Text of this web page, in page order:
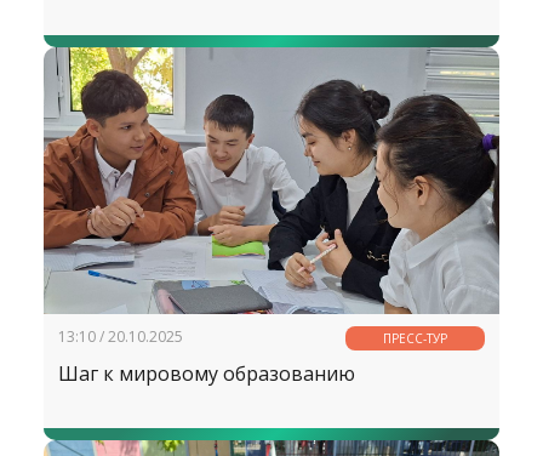
13:10 / 20.10.2025 ПРЕСС-ТУР
Шаг к мировому образованию